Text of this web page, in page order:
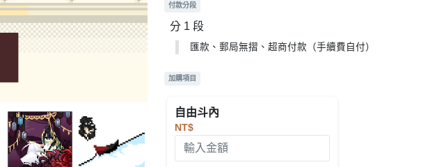
付款分段
分 1 段
匯款、郵局無摺、超商付款（手續費自付）
加購項目
自由斗內
NT$